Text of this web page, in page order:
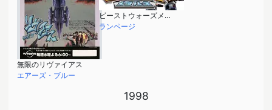
無限のリヴァイアス
エアーズ・ブルー
ビーストウォーズメタルス 超生命体トランスフォーマー
ランページ
1998